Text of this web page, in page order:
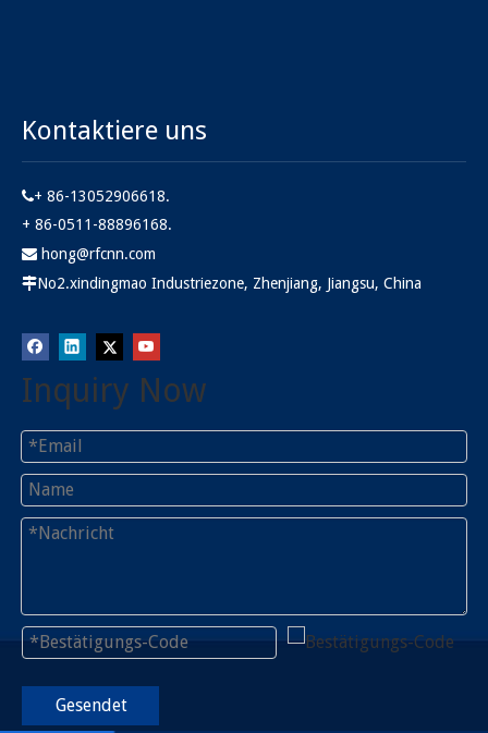
Kontaktiere uns
+ 86-13052906618.
+ 86-0511-88896168.
 hong@rfcnn.com
No2.xindingmao Industriezone, Zhenjiang, Jiangsu, China
Inquiry Now
Gesendet